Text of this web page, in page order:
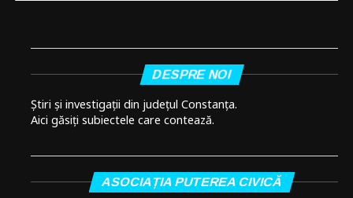
DESPRE NOI
Știri și investigații din județul Constanța.
Aici găsiți subiectele care contează.
ASOCIAȚIA PUTEREA CIVICĂ